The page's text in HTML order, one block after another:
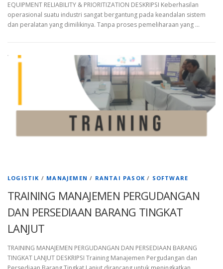
EQUIPMENT RELIABILITY & PRIORITIZATION DESKRIPSI Keberhasilan
operasional suatu industri sangat bergantung pada keandalan sistem
dan peralatan yang dimilikinya. Tanpa proses pemeliharaan yang …
LOGISTIK / MANAJEMEN / RANTAI PASOK / SOFTWARE
TRAINING MANAJEMEN PERGUDANGAN
DAN PERSEDIAAN BARANG TINGKAT
LANJUT
TRAINING MANAJEMEN PERGUDANGAN DAN PERSEDIAAN BARANG
TINGKAT LANJUT DESKRIPSI Training Manajemen Pergudangan dan